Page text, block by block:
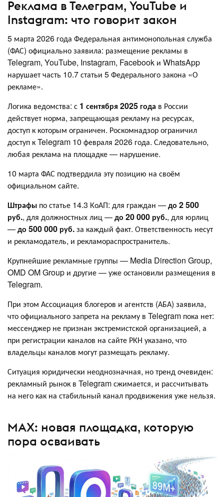
Реклама в Телеграм, YouTube и
Instagram: что говорит закон
5 марта 2026 года Федеральная антимонопольная служба
(ФАС) официально заявила: размещение рекламы в
Telegram, YouTube, Instagram, Facebook и WhatsApp
нарушает часть 10.7 статьи 5 Федерального закона «О
рекламе».
Логика ведомства: с 1 сентября 2025 года в России
действует норма, запрещающая рекламу на ресурсах,
доступ к которым ограничен. Роскомнадзор ограничил
доступ к Telegram 10 февраля 2026 года. Следовательно,
любая реклама на площадке — нарушение.
10 марта ФАС подтвердила эту позицию на своём
официальном сайте.
Штрафы по статье 14.3 КоАП: для граждан —до 2 500
руб., для должностных лиц —до 20 000 руб., для юрлиц
—до 500 000 руб.за каждый факт. Ответственность несут
и рекламодатель, и рекламораспространитель.
Крупнейшие рекламные группы — Media Direction Group,
OMD OM Group и другие — уже остановили размещения в
Telegram.
При этом Ассоциация блогеров и агентств (АБА) заявила,
что официального запрета на рекламу в Telegram пока нет:
мессенджер не признан экстремистской организацией, а
при регистрации каналов на сайте РКН указано, что
владельцы каналов могут размещать рекламу.
Ситуация юридически неоднозначная, но тренд очевиден:
рекламный рынок в Telegram сжимается, и рассчитывать
на него как на стабильный канал продвижения уже нельзя.
MAX: новая площадка, которую
пора осваивать